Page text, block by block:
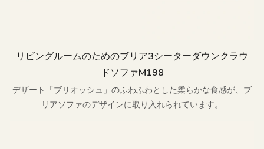
リビングルームのためのブリア3シーターダウンクラウ
ドソファM198
デザート「ブリオッシュ」のふわふわとした柔らかな食感が、ブ
リアソファのデザインに取り入れられています。